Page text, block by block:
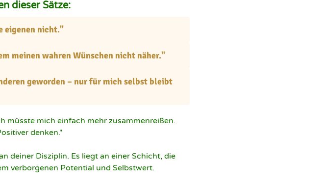
dieser Sätze:
eigenen nicht."
meinen wahren Wünschen nicht näher."
geworden – nur für mich selbst bleibt
müsste mich einfach mehr zusammenreißen.
denken."
deiner Disziplin. Es liegt an einer Schicht, die
verborgenen Potential und Selbstwert.